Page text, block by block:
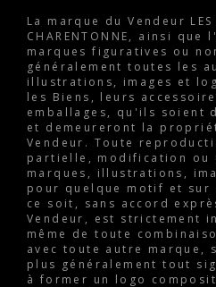
La marque du Vendeur LES
CHARENTONNE, ainsi que
marques figuratives ou
généralement toutes les
illustrations, images et
les Biens, leurs
emballages, qu'ils soient
et demeureront la
Vendeur. Toute
partielle, modification ou
marques, illustrations,
pour quelque motif et sur
ce soit, sans accord
Vendeur, est strictement
même de toute
avec toute autre marque,
plus généralement tout
à former un logo